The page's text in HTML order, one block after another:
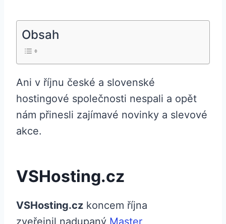
Obsah
Ani v říjnu české a slovenské
hostingové společnosti nespali a opět
nám přinesli zajímavé novinky a slevové
akce.
VSHosting.cz
VSHosting.cz koncem října
zveřejnil nadupaný Master